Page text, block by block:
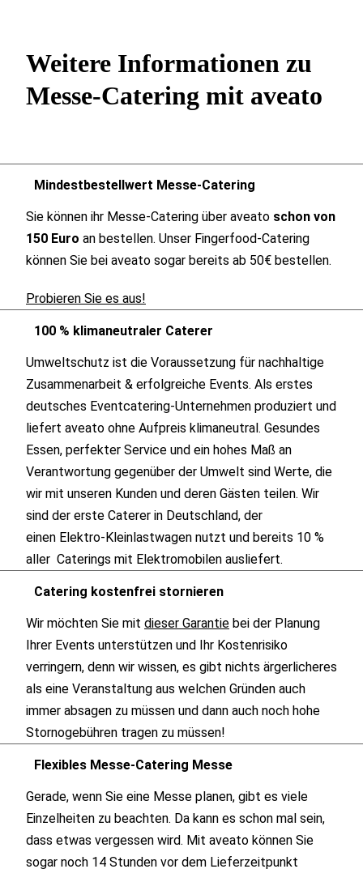
Weitere Informationen zu
Messe-Catering mit aveato
Mindestbestellwert Messe-Catering
Sie können ihr Messe-Catering über aveato schon von
150 Euro an bestellen. Unser Fingerfood-Catering
können Sie bei aveato sogar bereits ab 50€ bestellen.
Probieren Sie es aus!
100 % klimaneutraler Caterer
Umweltschutz ist die Voraussetzung für nachhaltige
Zusammenarbeit & erfolgreiche Events. Als erstes
deutsches Eventcatering-Unternehmen produziert und
liefert aveato ohne Aufpreis klimaneutral. Gesundes
Essen, perfekter Service und ein hohes Maß an
Verantwortung gegenüber der Umwelt sind Werte, die
wir mit unseren Kunden und deren Gästen teilen. Wir
sind der erste Caterer in Deutschland, der
einen Elektro-Kleinlastwagen nutzt und bereits 10 %
aller Caterings mit Elektromobilen ausliefert.
Catering kostenfrei stornieren
Wir möchten Sie mit dieser Garantie bei der Planung
Ihrer Events unterstützen und Ihr Kostenrisiko
verringern, denn wir wissen, es gibt nichts ärgerlicheres
als eine Veranstaltung aus welchen Gründen auch
immer absagen zu müssen und dann auch noch hohe
Stornogebühren tragen zu müssen!
Flexibles Messe-Catering Messe
Gerade, wenn Sie eine Messe planen, gibt es viele
Einzelheiten zu beachten. Da kann es schon mal sein,
dass etwas vergessen wird. Mit aveato können Sie
sogar noch 14 Stunden vor dem Lieferzeitpunkt